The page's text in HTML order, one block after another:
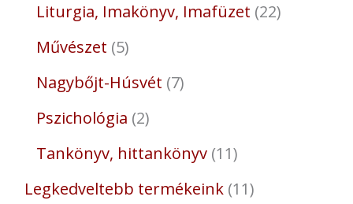
Liturgia, Imakönyv, Imafüzet 22
Művészet 5
Nagybőjt-Húsvét 7
Pszichológia 2
Tankönyv, hittankönyv 11
Legkedveltebb termékeink 11